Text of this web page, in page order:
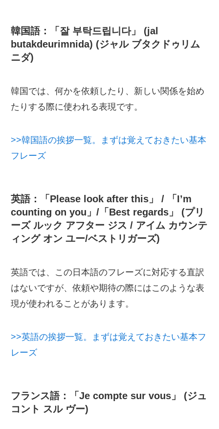
韓国語：「잘 부탁드립니다」 (jal
butakdeurimnida) (ジャル ブタクドゥリム
ニダ)
韓国では、何かを依頼したり、新しい関係を始め
たりする際に使われる表現です。
>>韓国語の挨拶一覧。まずは覚えておきたい基本
フレーズ
英語：「Please look after this」 / 「I’m
counting on you」/「Best regards」 (プリ
ーズ ルック アフター ジス / アイム カウンテ
ィング オン ユー/ベストリガーズ)
英語では、この日本語のフレーズに対応する直訳
はないですが、依頼や期待の際にはこのような表
現が使われることがあります。
>>英語の挨拶一覧。まずは覚えておきたい基本フ
レーズ
フランス語：「Je compte sur vous」 (ジュ
コント スル ヴー)